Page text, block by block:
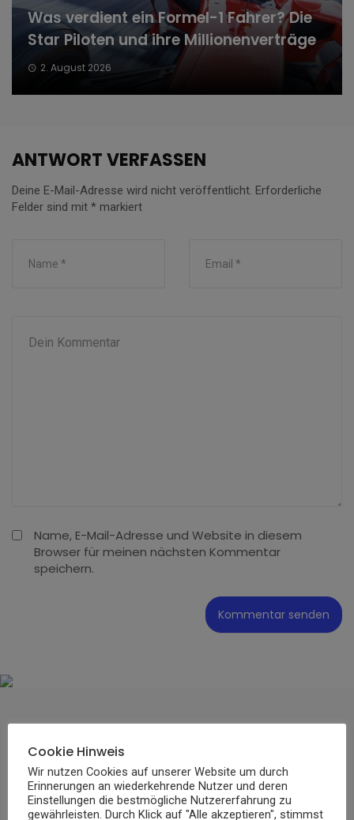
Was verdient ein Formel-1 Fahrer? Die
Star Piloten und ihre Millionenverträge
2. August 2026
ANTWORT VERFASSEN
Deine E-Mail-Adresse wird nicht veröffentlicht. Erforderliche
Felder sind mit * markiert
Name, E-Mail-Adresse und Website in diesem
Browser für meinen nächsten Kommentar
speichern.
Frank Rosin Vermögen: Wie reich ist
der TV-Koch im Jahr 2025?
Cookie Hinweis
Wir nutzen Cookies auf unserer Website um durch
Erinnerungen an wiederkehrende Nutzer und deren
Einstellungen die bestmögliche Nutzererfahrung zu
gewährleisten. Durch Klick auf "Alle akzeptieren", stimmst